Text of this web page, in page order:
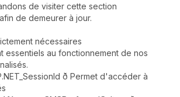
de visiter cette section
de demeurer à jour.
nécessaires
essentiels au fonctionnement de nos
ð Permet d'accéder à